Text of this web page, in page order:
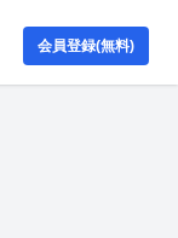
会員登録(無料)